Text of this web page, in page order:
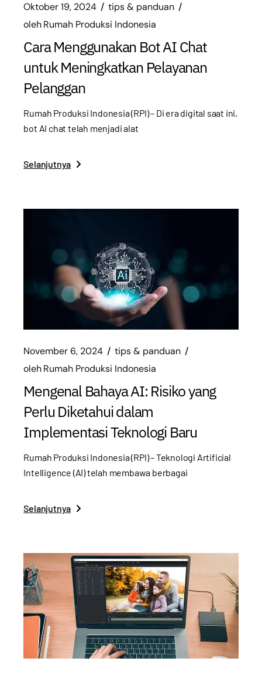
Oktober 19, 2024
tips & panduan
olehRumah Produksi Indonesia
Cara Menggunakan Bot AI Chat
untuk Meningkatkan Pelayanan
Pelanggan
Rumah Produksi Indonesia (RPI) – Di era digital saat ini,
bot AI chat telah menjadi alat
Selanjutnya
November 6, 2024
tips & panduan
olehRumah Produksi Indonesia
Mengenal Bahaya AI: Risiko yang
Perlu Diketahui dalam
Implementasi Teknologi Baru
Rumah Produksi Indonesia (RPI) – Teknologi Artificial
Intelligence (AI) telah membawa berbagai
Selanjutnya